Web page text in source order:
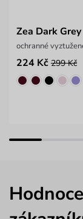
Zea Dark Grey
ochranné
224 Kč 299 Kč